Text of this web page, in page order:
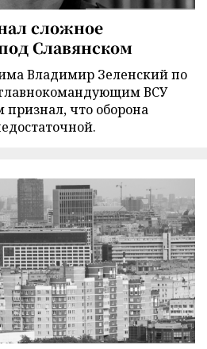
сложное
Славянском
Владимир Зеленский по
ВСУ
что оборона